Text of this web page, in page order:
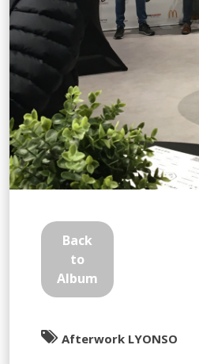
Back
to
Album
Afterwork LYONSO